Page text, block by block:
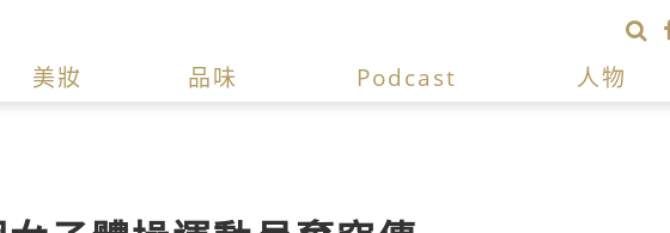
美妝 品味 Podcast 人物